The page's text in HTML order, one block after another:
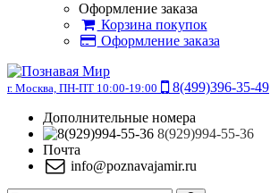
Оформление заказа
Корзина покупок
Оформление заказа
г. Москва, ПН-ПТ 10:00-19:00
8(499)396-35-49
Дополнительные номера
8(929)994-55-36
Почта
info@poznavajamir.ru